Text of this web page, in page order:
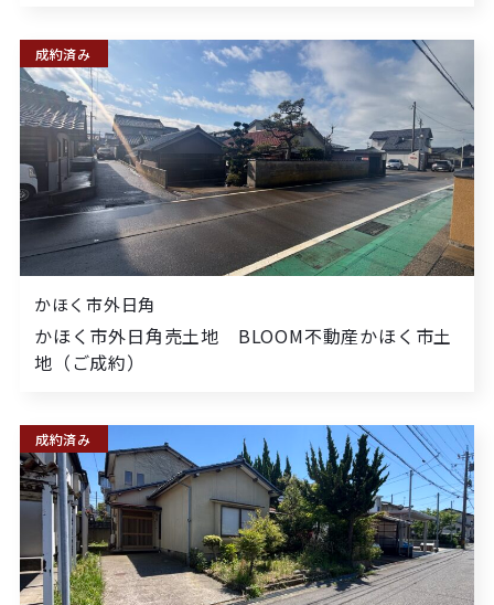
かほく市外日角
かほく市外日角売土地 BLOOM不動産かほく市土
地（ご成約）
成約済み
成約済み